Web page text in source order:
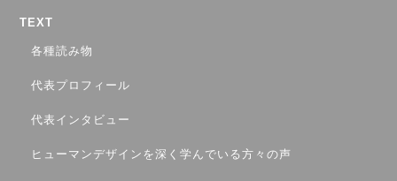
TEXT
各種読み物
代表プロフィール
代表インタビュー
ヒューマンデザインを深く学んでいる方々の声